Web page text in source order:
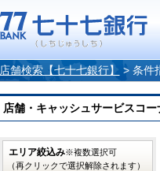
店舗検索【七十七銀行】 > 条件
店舗・キャッシュサービスコ
エリア絞込み※複数選択可
（再クリックで選択解除されます）